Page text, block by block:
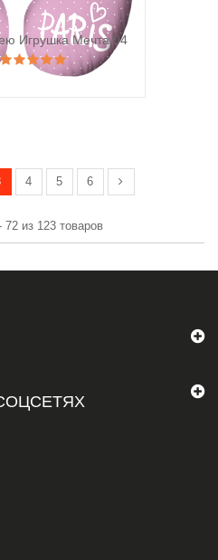
Игрушка Мечта 04
4 5 6
72 из 123 товаров